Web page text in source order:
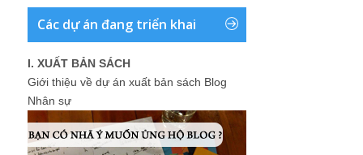
Các dự án đang triển khai
I. XUẤT BẢN SÁCH
Giới thiệu về dự án xuất bản sách Blog
Nhân sự